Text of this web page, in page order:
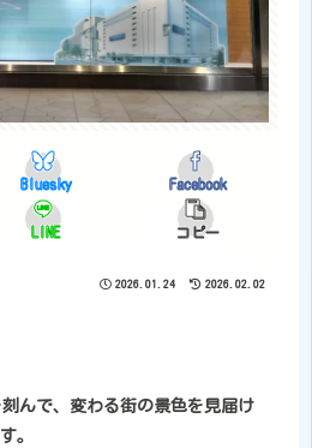
Bluesky Facebook
LINE コピー
2026.01.24 2026.02.02
んで、変わる街の景色を見届け
。